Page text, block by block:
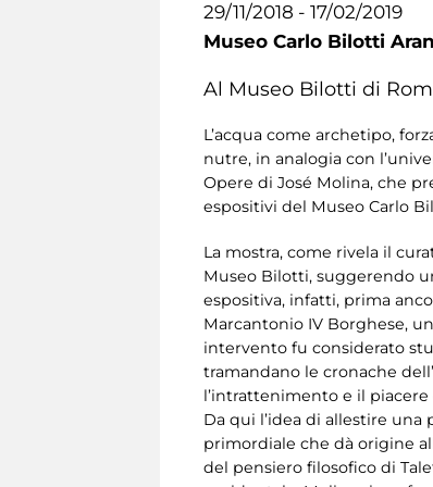
29/11/2018 - 17/02/2019
Museo Carlo Bilotti
Al Museo Bilotti di
L’acqua come archetipo,
nutre, in analogia con
Opere di José Molina, che
espositivi del Museo Carlo
La mostra, come rivela il
Museo Bilotti, suggerendo
espositiva, infatti, prima
Marcantonio IV Borghese,
intervento fu considerato
tramandano le cronache
l’intrattenimento e il
Da qui l’idea di allestire
primordiale che dà origine
del pensiero filosofico di